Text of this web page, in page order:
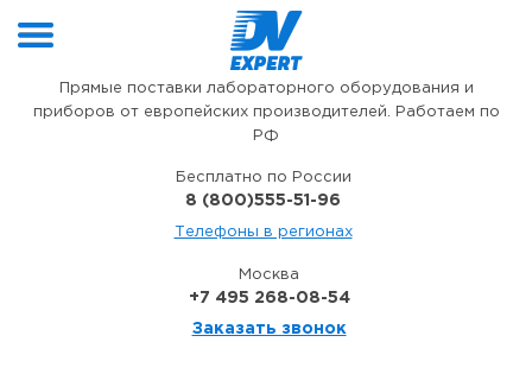
Прямые поставки лабораторного оборудования и
приборов от европейских производителей. Работаем по
РФ
Бесплатно по России
8 (800)555-51-96
Телефоны в регионах
Москва
+7 495 268-08-54
Заказать звонок